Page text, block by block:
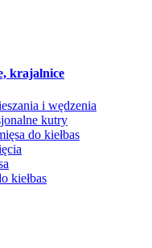
krajalnice
i wędzenia
kutry
do kiełbas
kiełbas